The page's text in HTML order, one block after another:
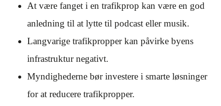
At være fanget i en trafikprop kan være en god
anledning til at lytte til podcast eller musik.
Langvarige trafikpropper kan påvirke byens
infrastruktur negativt.
Myndighederne bør investere i smarte løsninger
for at reducere trafikpropper.